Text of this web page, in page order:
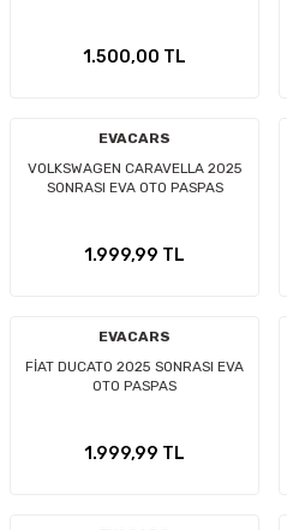
1.500,00 TL
EVACARS
VOLKSWAGEN CARAVELLA 2025
SONRASI EVA OTO PASPAS
1.999,99 TL
EVACARS
FİAT DUCATO 2025 SONRASI EVA
OTO PASPAS
1.999,99 TL